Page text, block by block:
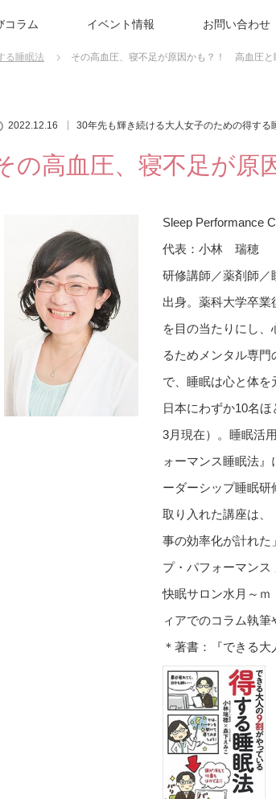
コラム イベント情報 お問い合わせ
る睡眠法 その高血圧、寝不足が原因かも？！ 高血圧と
2022.12.16 30年先も輝き続ける大人女子のための得する
の高血圧、寝不足が
Sleep Performance
代表：小林 瑞穂
研修講師／薬剤師／
出身。薬科大学卒
を目の当たりにし
るためメンタル専
で、睡眠は心と体を
日本にわずか10名
3月現在）。睡眠活
ォーマンス睡眠法
ーダーシップ睡眠研
取り入れた講座は、
事の効率化が計れた
プ・パフォーマン
快眠サロン水月
ィアでのコラム執筆
＊著書：『できる